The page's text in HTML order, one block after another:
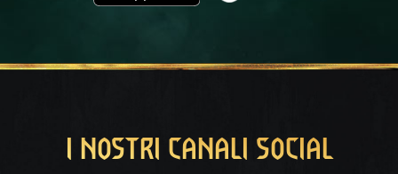
I NOSTRI CANALI SOCIAL